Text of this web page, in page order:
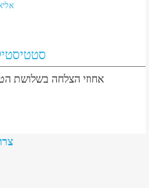
אחוזי הצלחה בשלושת